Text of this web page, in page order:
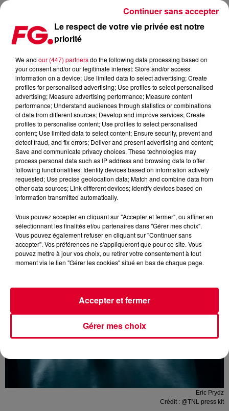
LA MUSIC STORY DU JOUR : ERIC PRYDZ
Publié : 3 novembre 2025 à 11h31
Eric Prydz
Crédit : @TNL press kit
Le respect de votre vie privée est notre
priorité
We and our (447) partnersdo the following data processing based on
your consent and/or our legitimate interest: Store and/or access
information on a device; Use limited data to select advertising; Create
profiles for personalised advertising; Use profiles to select personalised
advertising; Measure advertising performance; Measure content
performance; Understand audiences through statistics or combinations
of data from different sources; Develop and improve services; Create
profiles to personalise content; Use profiles to select personalised
content; Use limited data to select content; Ensure security, prevent and
detect fraud, and fix errors; Deliver and present advertising and content;
Save and communicate privacy choices. These technologies may
process personal data such as IP address and browsing data to offer
following functionalities: Identify devices based on information actively
requested; Use precise geolocation data; Match and combine data from
other data sources; Link different devices; Identify devices based on
information transmitted automatically.
Vous pouvez accepter en cliquant sur "Accepter et fermer", ou affiner en
sélectionnant les finalités et/ou partenaires dans "Gérer mes choix".
Vous pouvez également refuser en cliquant sur "Continuer sans
accepter". Vos préférences ne s'appliqueront que pour ce site. Vous
pouvez mettre à jour vos choix, ou retirer votre consentement à tout
moment via le lien "Gérer les cookies" situé en bas de chaque page.
Gérer mes choix
Accepter et fermer
Continuer sans accepter